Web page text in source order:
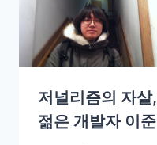
저널리즘의 자
젊은 개발자 이